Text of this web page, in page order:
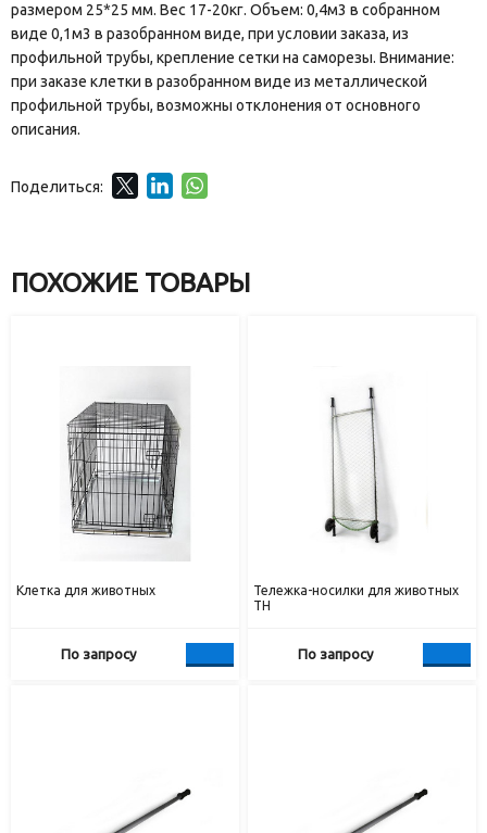
размером 25*25 мм. Вес 17-20кг. Объем: 0,4м3 в собранном
виде 0,1м3 в разобранном виде, при условии заказа, из
профильной трубы, крепление сетки на саморезы. Внимание:
при заказе клетки в разобранном виде из металлической
профильной трубы, возможны отклонения от основного
описания.
Поделиться:
ПОХОЖИЕ ТОВАРЫ
Клетка для животных
По запросу
Тележка-носилки для животных
ТН
По запросу